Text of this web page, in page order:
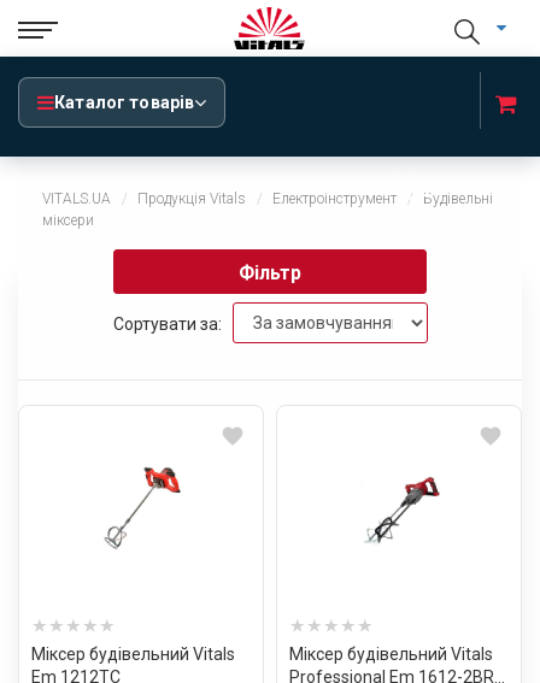
Каталог товарів
VITALS.UA Продукція Vitals Електроінструмент
Будівельні
міксери
x
Фільтр
Сортувати за:
Міксер будівельний Vitals
Em 1212TC
Міксер будівельний Vitals
Professional Em 1612-2BR